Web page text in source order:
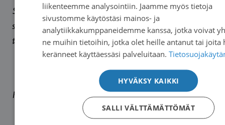
Seuraava blogikirjoitus julkaistaan ensi viikolla ja
sen aiheena on Maailman syöpäpäivän
tapahtuma.
Kuva: Ricardo Gomez Angel/Unsplash
liikenteemme analysointiin. Jaamme myös tietoja
sivustomme käytöstäsi mainos- ja
analytiikkakumppaneidemme kanssa, jotka voivat
ne muihin tietoihin, jotka olet heille antanut tai joita
keränneet käyttäessäsi palveluitaan.
HYVÄKSY KAIKKI
SALLI VÄLTTÄMÄTTÖMÄT